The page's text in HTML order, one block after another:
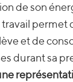
de son
permet
et de
durant sa